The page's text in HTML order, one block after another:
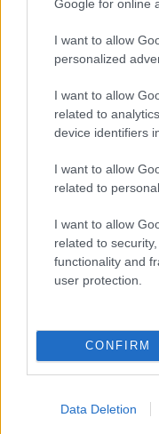
Google for online
I want to allow
personalized
I want to allow
related to
device identifiers
I want to allow
related to
I want to allow
related to
functionality and
user protection.
CONFIRM
Data Deletion
Ροή
ΣΑΝ ΣΗΜΕΡΑ –
Μάχες του
γερμανικός
Γάλλους
SNCASE
προσγείωσης
19:40